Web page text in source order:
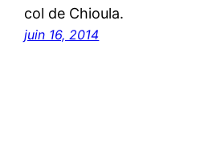
col de Chioula.
juin 16, 2014